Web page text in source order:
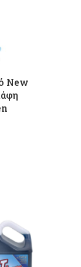
New